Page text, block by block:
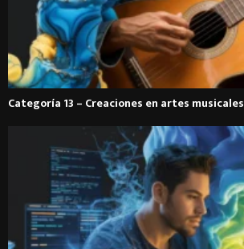
Categoría 13 – Creaciones en artes musicales